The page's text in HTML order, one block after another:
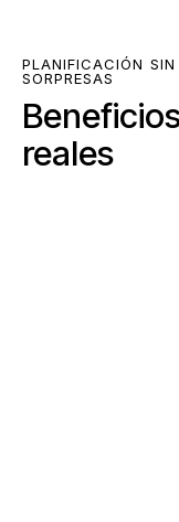
PLANIFICACIÓN SIN
SORPRESAS
reales